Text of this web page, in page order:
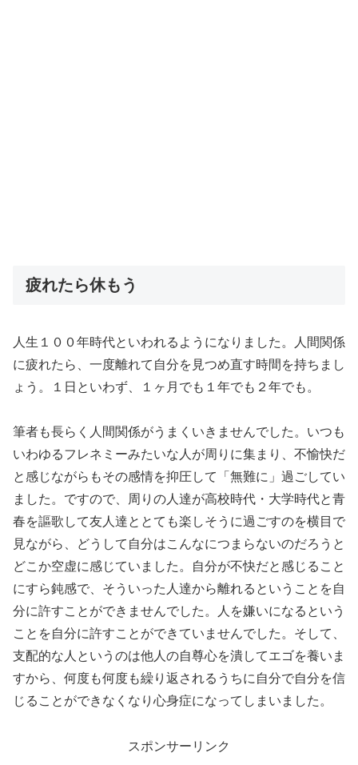
疲れたら休もう
人生１００年時代といわれるようになりました。人間関係
に疲れたら、一度離れて自分を見つめ直す時間を持ちまし
ょう。１日といわず、１ヶ月でも１年でも２年でも。
筆者も長らく人間関係がうまくいきませんでした。いつも
いわゆるフレネミーみたいな人が周りに集まり、不愉快だ
と感じながらもその感情を抑圧して「無難に」過ごしてい
ました。ですので、周りの人達が高校時代・大学時代と青
春を謳歌して友人達ととても楽しそうに過ごすのを横目で
見ながら、どうして自分はこんなにつまらないのだろうと
どこか空虚に感じていました。自分が不快だと感じること
にすら鈍感で、そういった人達から離れるということを自
分に許すことができませんでした。人を嫌いになるという
ことを自分に許すことができていませんでした。そして、
支配的な人というのは他人の自尊心を潰してエゴを養いま
すから、何度も何度も繰り返されるうちに自分で自分を信
じることができなくなり心身症になってしまいました。
スポンサーリンク